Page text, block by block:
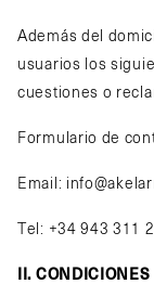
Además del
usuarios los
cuestiones o
Formulario de
Email:
Tel: +34 943 311
II.